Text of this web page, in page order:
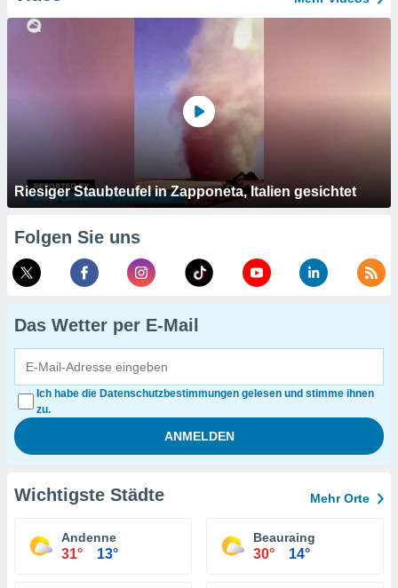
Riesiger Staubteufel in Zapponeta, Italien gesichtet
Folgen Sie uns
Das Wetter per E-Mail
Ich habe die Datenschutzbestimmungen gelesen und stimme ihnen
zu.
Wichtigste Städte Mehr Orte
Andenne
31° 13°
Beauraing
30° 14°